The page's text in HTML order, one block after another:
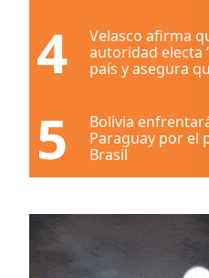
4
Velasco afirma
autoridad electa
país y asegura
5
Bolivia
Paraguay por el
Brasil